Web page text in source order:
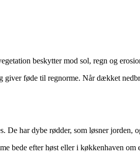
beskytter mod sol, regn og
føde til regnorme. Når dækket
har dybe rødder, som løsner jorden,
bede efter høst eller i køkkenhaven